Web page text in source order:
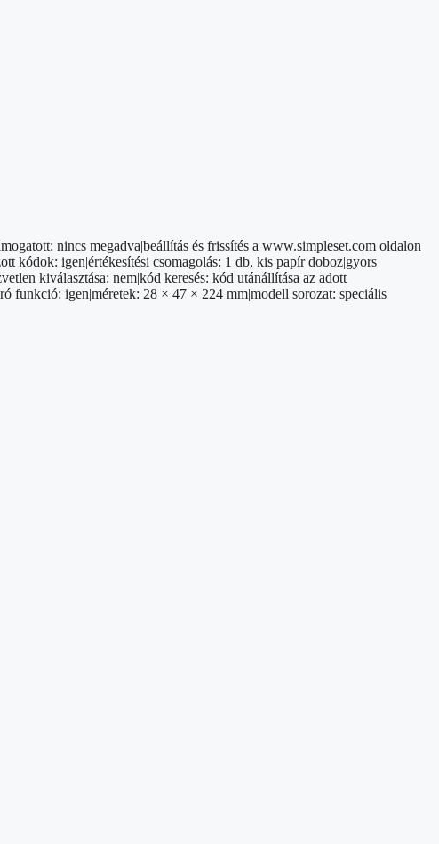
nincs megadva|beállítás és frissítés a www.simpleset.com oldalon
kódok: igen|értékesítési csomagolás: 1 db, kis papír doboz|gyors
kiválasztása: nem|kód keresés: kód utánállítása az adott
funkció: igen|méretek: 28 × 47 × 224 mm|modell sorozat: speciális